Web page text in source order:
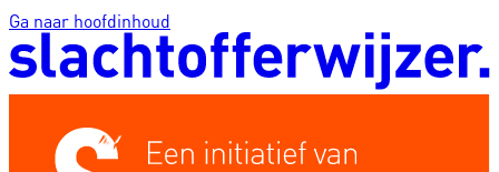
Ga naar hoofdinhoud